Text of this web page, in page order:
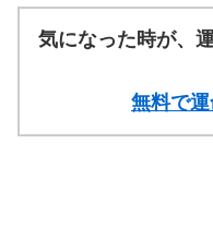
気になった時が、
無料で